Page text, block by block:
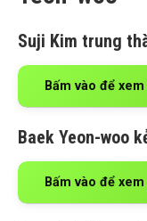
Suji Kim trung
Bấm vào để xem
Baek Yeon-woo
Bấm vào để xem